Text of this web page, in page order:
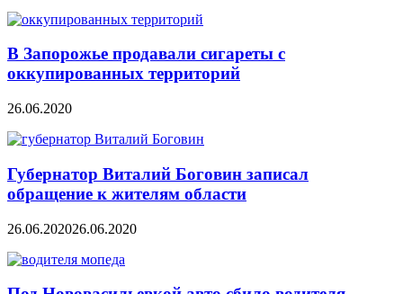
В Запорожье продавали сигареты с
оккупированных территорий
26.06.2020
Губернатор Виталий Боговин записал
обращение к жителям области
26.06.202026.06.2020